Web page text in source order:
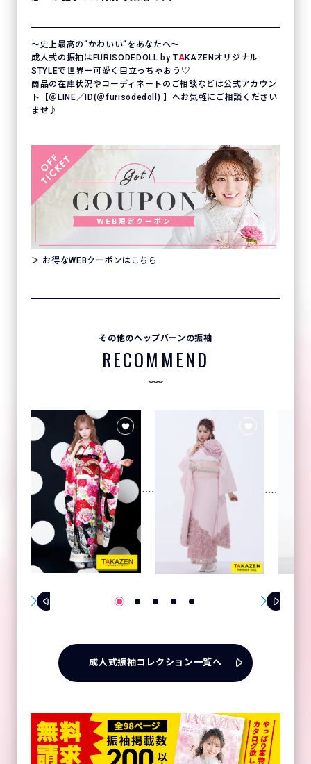
〜史上最高の“かわいい“をあなたへ〜
成人式の振袖はFURISODEDOLL by TAKAZENオリジナル
STYLEで世界一可愛く目立っちゃおう♡
商品の在庫状況やコーディネートのご相談などは公式アカウン
ト【＠LINE／ID(＠furisodedoll) 】へお気軽にご相談ください
ませ♪
＞ お得なWEBクーポンはこちら
その他のヘップバーンの振袖
RECOMMEND
成人式振袖コレクション一覧へ